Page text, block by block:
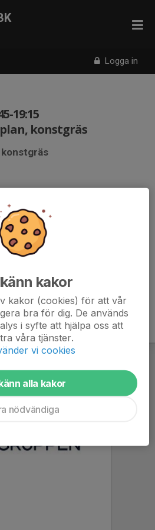
Logga in
19:15
konstgräs
konstgräs
kakor
kakor (cookies) för att vår
bra för dig. De används
i syfte att hjälpa oss att
våra tjänster.
vi cookies
alla kakor
nödvändiga